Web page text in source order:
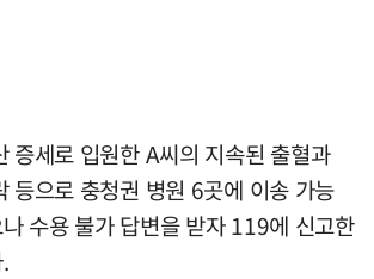
증세로 입원한 A씨의 지속된 출혈과
등으로 충청권 병원 6곳에 이송 가능
수용 불가 답변을 받자 119에 신고한